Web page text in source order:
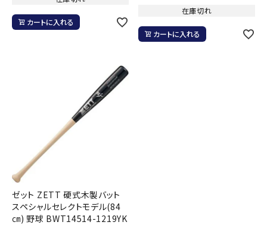
カートに入れる
在庫切れ
カートに入れる
ゼット ZETT 硬式木製バット
スペシャルセレクトモデル(84
㎝) 野球 BWT14514-1219YK